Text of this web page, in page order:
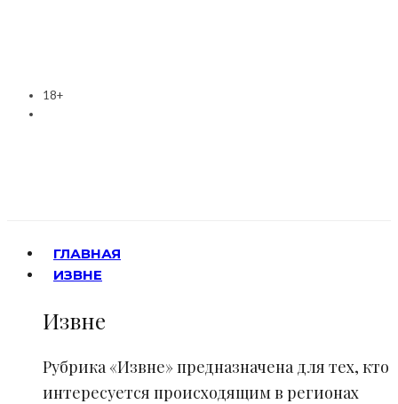
18+
ГЛАВНАЯ
ИЗВНЕ
Извне
Рубрика «Извне» предназначена для тех, кто
интересуется происходящим в регионах